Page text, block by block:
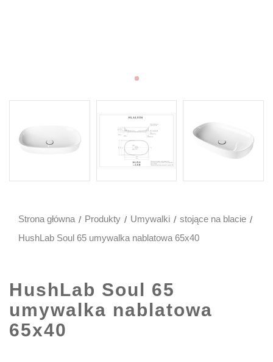
Strona główna Produkty Umywalki
stojące na blacie
HushLab Soul 65 umywalka nablatowa 65x40
HushLab Soul 65
umywalka nablatowa
65x40